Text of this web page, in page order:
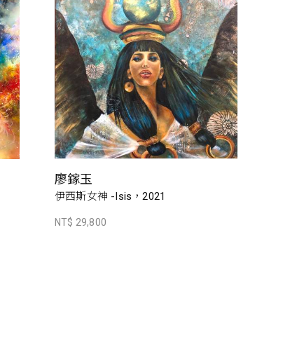
廖鎵玉
伊西斯女神 -Isis，2021
NT$ 29,800